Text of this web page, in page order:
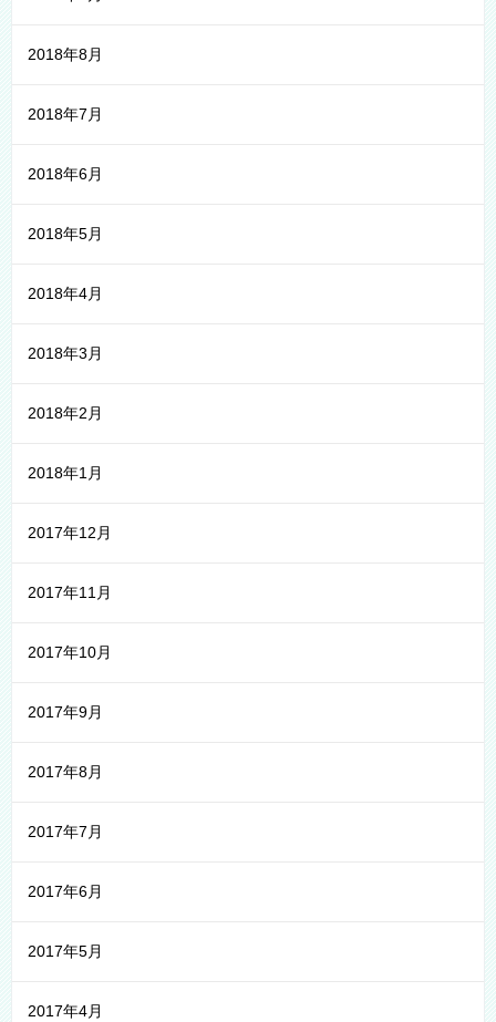
2018年8月
2018年7月
2018年6月
2018年5月
2018年4月
2018年3月
2018年2月
2018年1月
2017年12月
2017年11月
2017年10月
2017年9月
2017年8月
2017年7月
2017年6月
2017年5月
2017年4月